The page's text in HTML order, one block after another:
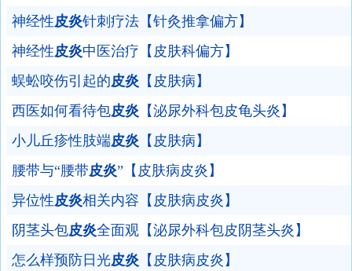
神经性皮炎针刺疗法【针灸推拿偏方】
神经性皮炎中医治疗【皮肤科偏方】
蜈蚣咬伤引起的皮炎 【皮肤病】
西医如何看待包皮炎 【泌尿外科包皮龟头炎】
小儿丘疹性肢端皮炎 【皮肤病】
腰带与“腰带皮炎”【皮肤病皮炎】
异位性皮炎相关内容【皮肤病皮炎】
阴茎头包皮炎全面观【泌尿外科包皮阴茎头炎】
怎么样预防日光皮炎 【皮肤病皮炎】